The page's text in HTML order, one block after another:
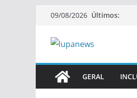
Pular09/08/2026 Últimos:
GERAL